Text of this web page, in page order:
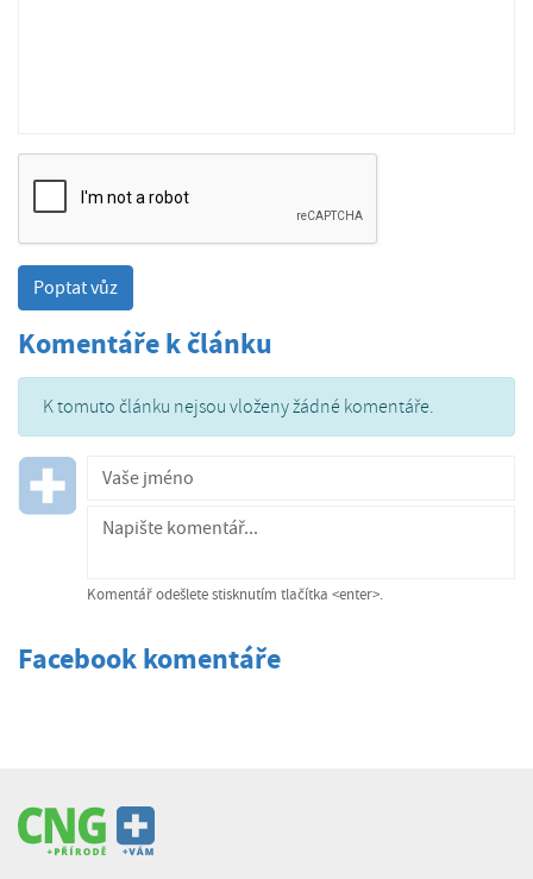
Komentáře k článku
K tomuto článku nejsou vloženy žádné komentáře.
Komentář odešlete stisknutím tlačítka <enter>.
Facebook komentáře